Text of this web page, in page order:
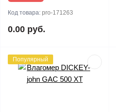
Код товара: pro-171263
0.00 руб.
Популярный